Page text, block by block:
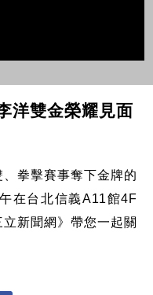
洋雙金榮耀見面
拳擊賽事奪下金牌的
在台北信義A11館4F
新聞網》帶您一起關